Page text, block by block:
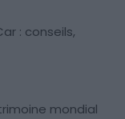
: conseils,
mondial